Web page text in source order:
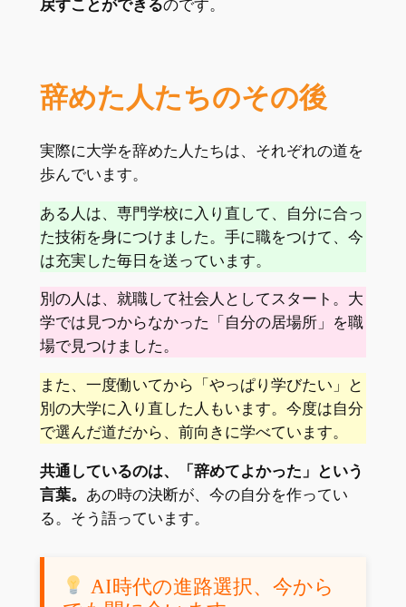
戻すことができるのです。
辞めた人たちのその後
実際に大学を辞めた人たちは、それぞれの道を
歩んでいます。
ある人は、専門学校に入り直して、自分に合っ
た技術を身につけました。手に職をつけて、今
は充実した毎日を送っています。
別の人は、就職して社会人としてスタート。大
学では見つからなかった「自分の居場所」を職
場で見つけました。
また、一度働いてから「やっぱり学びたい」と
別の大学に入り直した人もいます。今度は自分
で選んだ道だから、前向きに学べています。
共通しているのは、「辞めてよかった」という
言葉。 あの時の決断が、今の自分を作ってい
る。そう語っています。
AI時代の進路選択、今から